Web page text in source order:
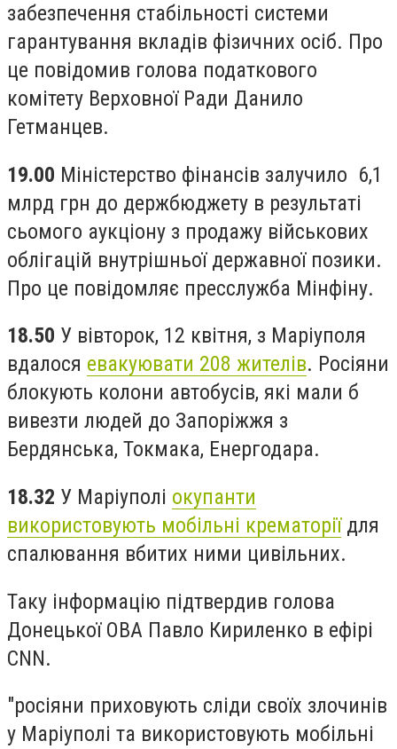
забезпечення стабільності системи
гарантування вкладів фізичних осіб. Про
це повідомив голова податкового
комітету Верховної Ради Данило
Гетманцев.
19.00 Міністерство фінансів залучило 6,1
млрд грн до держбюджету в результаті
сьомого аукціону з продажу військових
облігацій внутрішньої державної позики.
Про це повідомляє пресслужба Мінфіну.
18.50 У вівторок, 12 квітня, з Маріуполя
вдалося евакуювати 208 жителів. Росіяни
блокують колони автобусів, які мали б
вивезти людей до Запоріжжя з
Бердянська, Токмака, Енергодара.
18.32 У Маріуполі окупанти
використовують мобільні крематоріїдля
спалювання вбитих ними цивільних.
Таку інформацію підтвердив голова
Донецької ОВА Павло Кириленко в ефірі
CNN.
"росіяни приховують сліди своїх злочинів
у Маріуполі та використовують мобільні